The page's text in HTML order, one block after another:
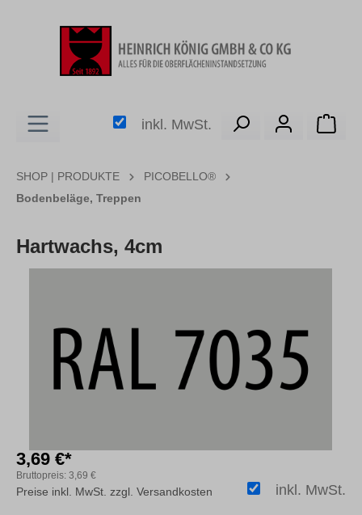
inkl. MwSt.
SHOP | PRODUKTE
PICOBELLO®
Bodenbeläge, Treppen
Hartwachs, 4cm
3,69 €*
Bruttopreis: 3,69 €
inkl. MwSt.
Preise inkl. MwSt. zzgl. Versandkosten